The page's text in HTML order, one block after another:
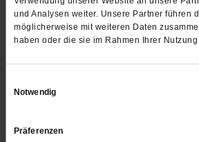
und Analysen weiter. Unsere Partner führen
möglicherweise mit weiteren Daten
haben oder die sie im Rahmen Ihrer
Notwendig
Präferenzen